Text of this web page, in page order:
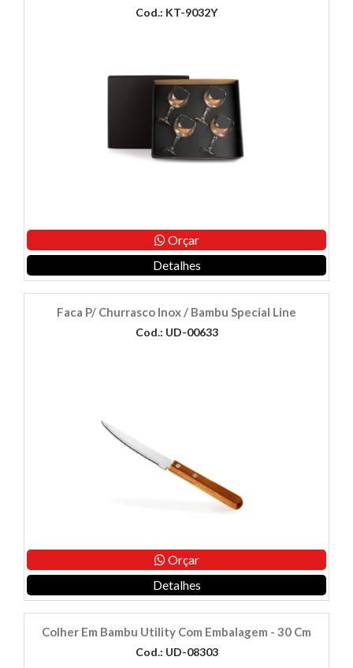
Cod.: KT-9032Y
Orçar
Detalhes
Faca P/ Churrasco Inox / Bambu Special Line
Cod.: UD-00633
Orçar
Detalhes
Colher Em Bambu Utility Com Embalagem - 30 Cm
Cod.: UD-08303